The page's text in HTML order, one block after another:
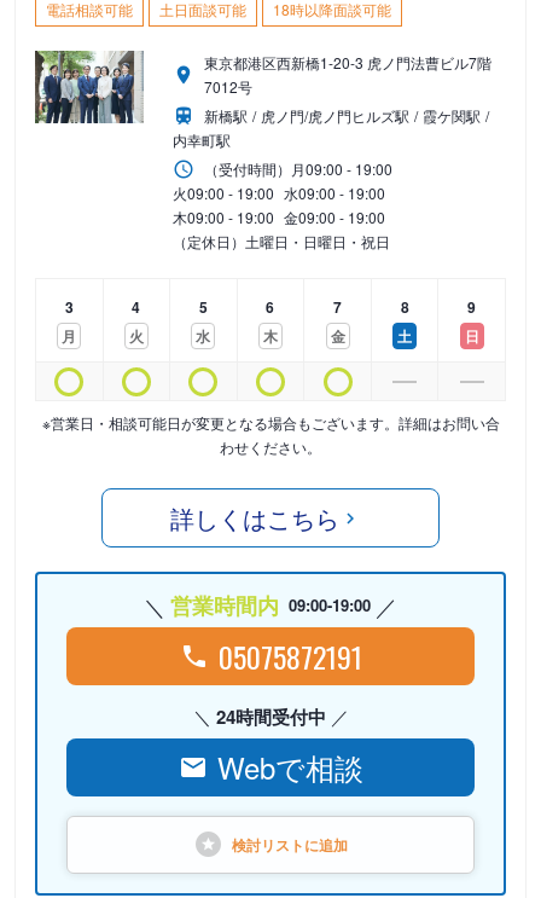
電話相談可能 土日面談可能 18時以降面談可能
東京都港区西新橋1-20-3 虎ノ門法曹ビル7階
7012号
新橋駅
虎ノ門/虎ノ門ヒルズ駅
霞ケ関駅
内幸町駅
（受付時間） 月09:00 - 19:00
火09:00 - 19:00 水09:00 - 19:00
木09:00 - 19:00 金09:00 - 19:00
（定休日）土曜日・日曜日・祝日
3
月
4
火
5
水
6
木
7
金
8
土
9
日
※営業日・相談可能日が変更となる場合もございます。詳細はお問い合
わせください。
詳しくはこちら
営業時間内 09:00-19:00
05075872191
24時間受付中
Webで相談
検討リストに追加